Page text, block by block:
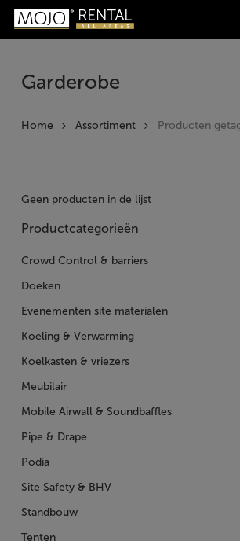
Skip
Producten
zoeken
Garderobe
Home Assortiment Producten
Geen producten in de lijst
Productcategorieën
Crowd Control & barriers
Doeken
Evenementen site materialen
Koeling & Verwarming
Koelkasten & vriezers
Meubilair
Mobile Airwall & Soundbaffles
Pipe & Drape
Podia
Site Safety & BHV
Standbouw
Tenten